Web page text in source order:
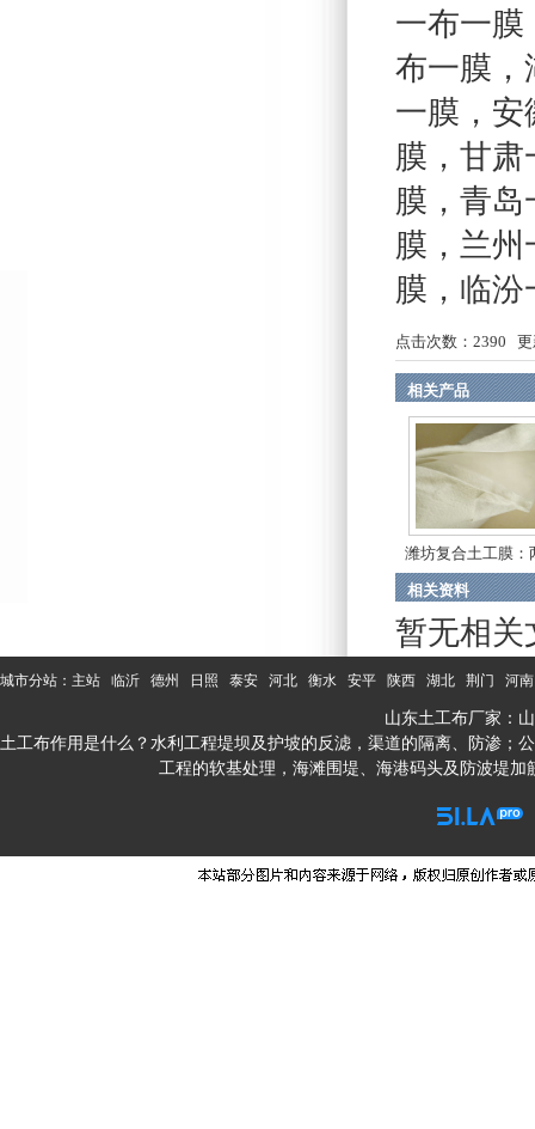
一布一膜
布一膜 ，
一膜 ， 安
膜 ， 甘肃
膜 ， 青岛
膜 ， 兰州
膜 ， 临汾
点击次数： 2390 更
相关产品
潍坊复合土工膜：
布...
相关资料
暂无相关
城市分站： 主站 临沂 德州 日照 泰安 河北 衡水 安平 陕西 湖北 荆门 河南
山东土工布厂家：
土工布作用是什么？水利工程堤坝及护坡的反滤，渠道的隔离、防渗；
工程的软基处理，海滩围堤、海港码头及防波堤